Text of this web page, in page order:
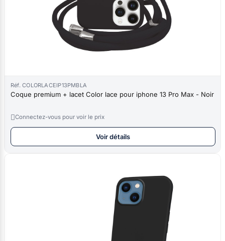
Réf. COLORLACEIP13PMBLA
Coque premium + lacet Color lace pour iphone 13 Pro Max - Noir
Connectez-vous pour voir le prix
Voir détails